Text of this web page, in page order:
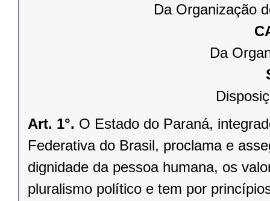
Da Organização
Da
Art. 1°. O Estado do Paraná,
Federativa do Brasil, proclama e
dignidade da pessoa humana, os
pluralismo político e tem por